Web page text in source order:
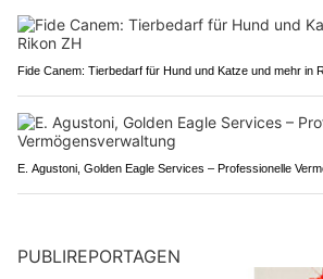
Fide Canem: Tierbedarf für Hund und Katze und mehr in
E. Agustoni, Golden Eagle Services – Professionelle
PUBLIREPORTAGEN